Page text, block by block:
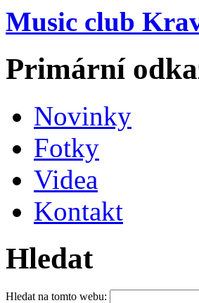
Music club
Primární
Novinky
Fotky
Videa
Kontakt
Hledat
Hledat na tomto webu: